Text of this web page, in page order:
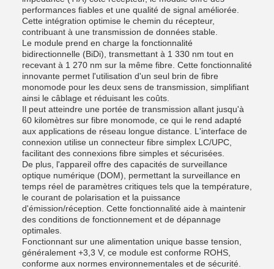
performances fiables et une qualité de signal améliorée.
Cette intégration optimise le chemin du récepteur,
contribuant à une transmission de données stable.
Le module prend en charge la fonctionnalité
bidirectionnelle (BiDi), transmettant à 1 330 nm tout en
recevant à 1 270 nm sur la même fibre. Cette fonctionnalité
innovante permet l'utilisation d'un seul brin de fibre
monomode pour les deux sens de transmission, simplifiant
ainsi le câblage et réduisant les coûts.
Il peut atteindre une portée de transmission allant jusqu'à
60 kilomètres sur fibre monomode, ce qui le rend adapté
aux applications de réseau longue distance. L'interface de
connexion utilise un connecteur fibre simplex LC/UPC,
facilitant des connexions fibre simples et sécurisées.
De plus, l'appareil offre des capacités de surveillance
optique numérique (DOM), permettant la surveillance en
temps réel de paramètres critiques tels que la température,
le courant de polarisation et la puissance
d'émission/réception. Cette fonctionnalité aide à maintenir
des conditions de fonctionnement et de dépannage
optimales.
Fonctionnant sur une alimentation unique basse tension,
généralement +3,3 V, ce module est conforme ROHS,
conforme aux normes environnementales et de sécurité.